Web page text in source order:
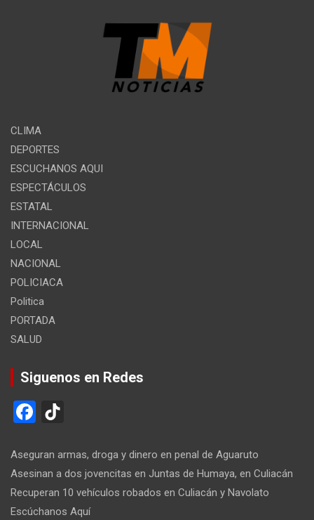
CLIMA
DEPORTES
ESCUCHANOS AQUI
ESPECTÁCULOS
ESTATAL
INTERNACIONAL
LOCAL
NACIONAL
POLICIACA
Politica
PORTADA
SALUD
Siguenos en Redes
F
ce
b
o
T
o
k
Aseguran armas, droga y dinero en penal de Aguaruto
Asesinan a dos jovencitas en Juntas de Humaya, en Culiacán
Recuperan 10 vehículos robados en Culiacán y Navolato
Escúchanos Aquí